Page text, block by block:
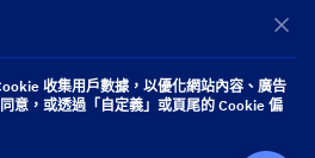
收集用戶數據，以優化網站內容、廣告
意，或透過「自定義」或頁尾的 Cookie 偏